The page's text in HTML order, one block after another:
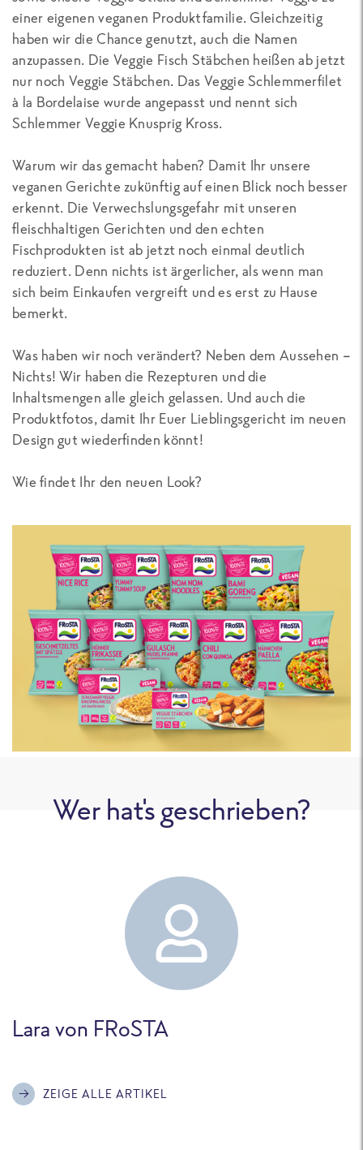
einer eigenen veganen Produktfamilie. Gleichzeitig
haben wir die Chance genutzt, auch die Namen
anzupassen. Die Veggie Fisch Stäbchen heißen ab jetzt
nur noch Veggie Stäbchen. Das Veggie Schlemmerfilet
à la Bordelaise wurde angepasst und nennt sich
Schlemmer Veggie Knusprig Kross.
Warum wir das gemacht haben? Damit Ihr unsere
veganen Gerichte zukünftig auf einen Blick noch besser
erkennt. Die Verwechslungsgefahr mit unseren
fleischhaltigen Gerichten und den echten
Fischprodukten ist ab jetzt noch einmal deutlich
reduziert. Denn nichts ist ärgerlicher, als wenn man
sich beim Einkaufen vergreift und es erst zu Hause
bemerkt.
Was haben wir noch verändert? Neben dem Aussehen –
Nichts! Wir haben die Rezepturen und die
Inhaltsmengen alle gleich gelassen. Und auch die
Produktfotos, damit Ihr Euer Lieblingsgericht im neuen
Design gut wiederfinden könnt!
Wie findet Ihr den neuen Look?
Wer hat's geschrieben?
Lara von FRoSTA
ZEIGE ALLE ARTIKEL